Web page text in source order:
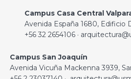
Campus Casa Central
Avenida España 1680, Edificio
+56 32 2654106 ·
Campus San Joaquín
Avenida Vicuña Mackenna 3939,